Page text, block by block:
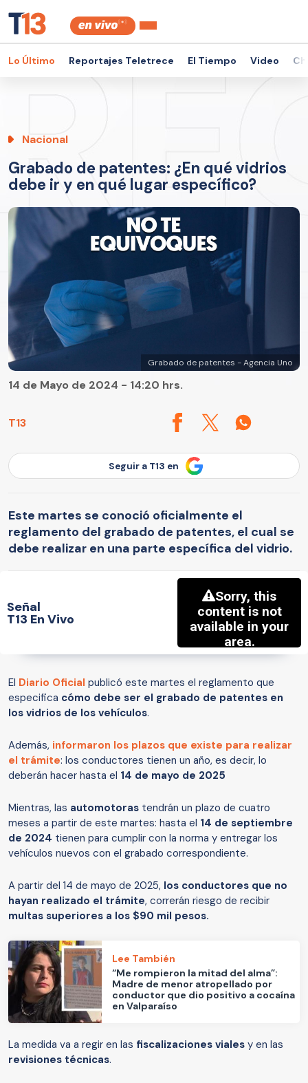
Lo Último Reportajes Teletrece El Tiempo Video
Nacional
Grabado de patentes: ¿En qué vidrios
debe ir y en qué lugar específico?
Grabado de patentes - Agencia Uno
T13
14 de Mayo de 2024 - 14:20 hrs.
Seguir a T13 en
Este martes se conoció oficialmente el
reglamento del grabado de patentes, el cual se
debe realizar en una parte específica del vidrio.
Señal
T13 En Vivo
El Diario Oficial publicó este martes el reglamento que
especifica cómo debe ser el grabado de patentes en
los vidrios de los vehículos.
Además, informaron los plazos que existe para realizar
el trámite: los conductores tienen un año, es decir, lo
deberán hacer hasta el 14 de mayo de 2025
Mientras, las automotoras tendrán un plazo de cuatro
meses a partir de este martes: hasta el 14 de septiembre
de 2024 tienen para cumplir con la norma y entregar los
vehículos nuevos con el grabado correspondiente.
A partir del 14 de mayo de 2025, los conductores que no
hayan realizado el trámite, correrán riesgo de recibir
multas superiores a los $90 mil pesos.
Lee También
“Me rompieron la mitad del alma”:
Madre de menor atropellado por
conductor que dio positivo a cocaína
en Valparaíso
La medida va a regir en las fiscalizaciones viales y en las
revisiones técnicas.